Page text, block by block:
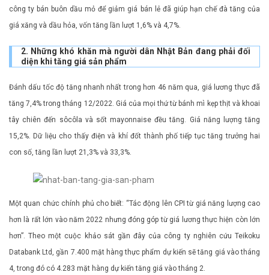
công ty bán buôn dầu mỏ để giảm giá bán lẻ đã giúp hạn chế đà tăng của
giá xăng và dầu hỏa, vốn tăng lần lượt 1,6% và 4,7%.
2. Những khó khăn mà người dân Nhật Bản đang phải đối
diện khi tăng giá sản phẩm
Đánh dấu tốc độ tăng nhanh nhất trong hơn 46 năm qua, giá lương thực đã
tăng 7,4% trong tháng 12/2022. Giá của mọi thứ từ bánh mì kẹp thịt và khoai
tây chiên đến sôcôla và sốt mayonnaise đều tăng. Giá năng lượng tăng
15,2%. Dữ liệu cho thấy điện và khí đốt thành phố tiếp tục tăng trưởng hai
con số, tăng lần lượt 21,3% và 33,3%.
Một quan chức chính phủ cho biết: “Tác động lên CPI từ giá năng lượng cao
hơn là rất lớn vào năm 2022 nhưng đóng góp từ giá lương thực hiện còn lớn
hơn”. Theo một cuộc khảo sát gần đây của công ty nghiên cứu Teikoku
Databank Ltd, gần 7.400 mặt hàng thực phẩm dự kiến ​​sẽ tăng giá vào tháng
4, trong đó có 4.283 mặt hàng dự kiến ​​tăng giá vào tháng 2.